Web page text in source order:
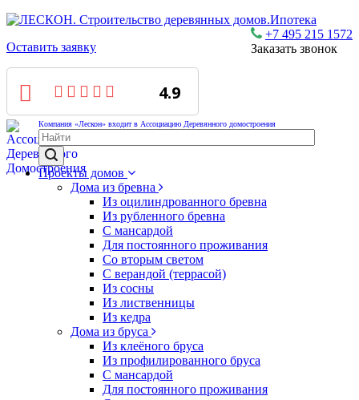
+7 495 215 1572
Заказать звонок
Ипотека
Оставить заявку
4.9
Компания «Лескон» входит в Ассоциацию Деревянного домостроения
Проекты домов
Дома из бревна
Из оцилиндрованного бревна
Из рубленного бревна
С мансардой
Для постоянного проживания
Со вторым светом
С верандой (террасой)
Из сосны
Из лиственницы
Из кедра
Дома из бруса
Из клеёного бруса
Из профилированного бруса
С мансардой
Для постоянного проживания